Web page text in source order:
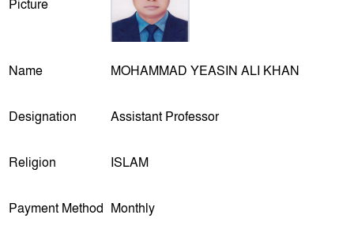
Picture
Name MOHAMMAD YEASIN ALI KHAN
Designation Assistant Professor
Religion ISLAM
Payment Method Monthly